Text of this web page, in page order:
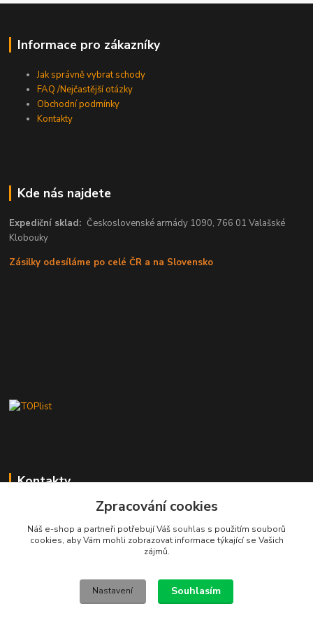
Informace pro zákazníky
Jak správně vybrat schody
FAQ /Nejčastější otázky
Obchodní podmínky
Kontakty
Kde nás najdete
Expediční sklad:Československé armády 1090, 766 01 Valašské
Klobouky
Zásilky odesíláme po celé ČR a na Slovensko
Kontakty
Stanislav Fuks
605 703 535
Po-Čt 7.00 - 16.00 hod. Pá 7.00 - 12.00 hod.
Zpracování cookies
Náš e-shop a partneři potřebují Váš souhlas s použitím souborů
cookies, aby Vám mohli zobrazovat informace týkající se Vašich
zájmů.
Nastavení Souhlasím